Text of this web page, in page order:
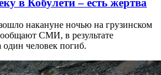
накануне ночью на грузинском
СМИ, в результате
один человек погиб.